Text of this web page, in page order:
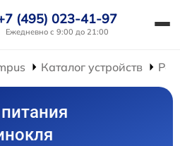
(495) 023-41-97
Ежедневно с 9:00 до 21:00
Каталог устройств